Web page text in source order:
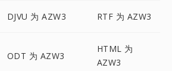
DJVU 为 AZW3 RTF 为 AZW3
ODT 为 AZW3
HTML 为
AZW3